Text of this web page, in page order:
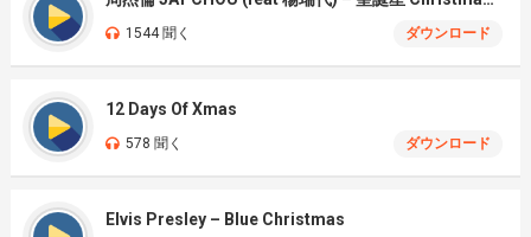
1544 聞く ダウンロード
12 Days Of Xmas
578 聞く ダウンロード
Elvis Presley – Blue Christmas